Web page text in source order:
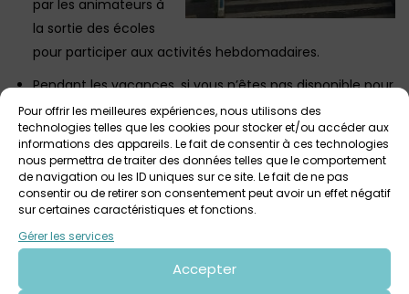
Pour offrir les meilleures expériences, nous utilisons des
technologies telles que les cookies pour stocker et/ou accéder aux
informations des appareils. Le fait de consentir à ces technologies
nous permettra de traiter des données telles que le comportement
de navigation ou les ID uniques sur ce site. Le fait de ne pas
consentir ou de retirer son consentement peut avoir un effet négatif
sur certaines caractéristiques et fonctions.
Gérer les services
Accepter
par les animateurs à
la sortie des écoles
pour participer aux activités hebdomadaires.
Pendant les vacances, si vous n’êtes pas disponible pour
amener ou récupérer votre enfant à un stage, il peut-
être pris en charge par l’accueil de loisirs sur place, en
dehors de l’atelier.
La MJC-MPT de l’Harteloire est une association de type loi
1901, avec trois grands axes d’intervention : une mission
éducative, une mission d’ouverture culturelle, une mission
Pour pratiquer une activité à la MJC-MPT, il est nécessaire